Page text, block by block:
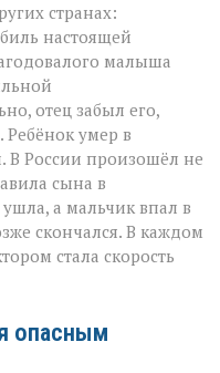
странах:
настоящей
малыша
отец забыл его,
Ребёнок умер в
России произошёл не
сына в
а мальчик впал в
скончался. В каждом
стала скорость
опасным